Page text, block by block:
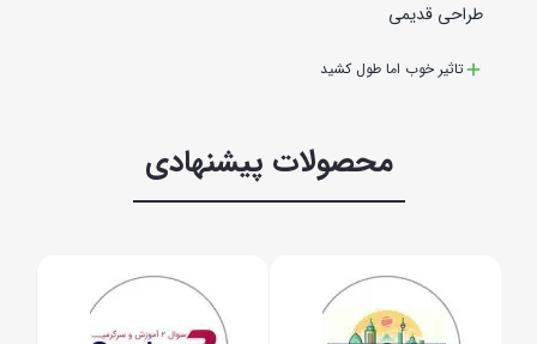
طراحی قدیمی
تاثیر خوب اما طول کشید
محصولات پیشنهادی